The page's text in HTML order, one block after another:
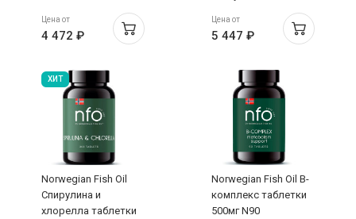
Цена от
4 472 ₽
Цена от
5 447 ₽
ХИТ
Norwegian Fish Oil
Спирулина и
хлорелла таблетки
Norwegian Fish Oil B-
комплекс таблетки
500мг N90